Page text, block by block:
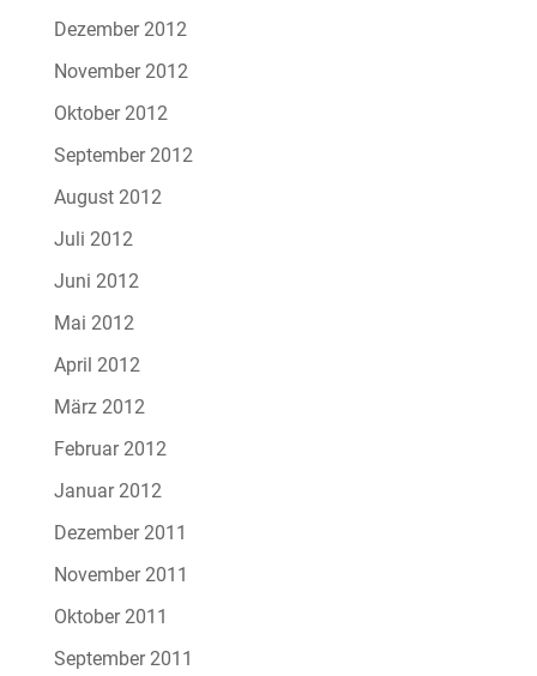
Dezember 2012
November 2012
Oktober 2012
September 2012
August 2012
Juli 2012
Juni 2012
Mai 2012
April 2012
März 2012
Februar 2012
Januar 2012
Dezember 2011
November 2011
Oktober 2011
September 2011